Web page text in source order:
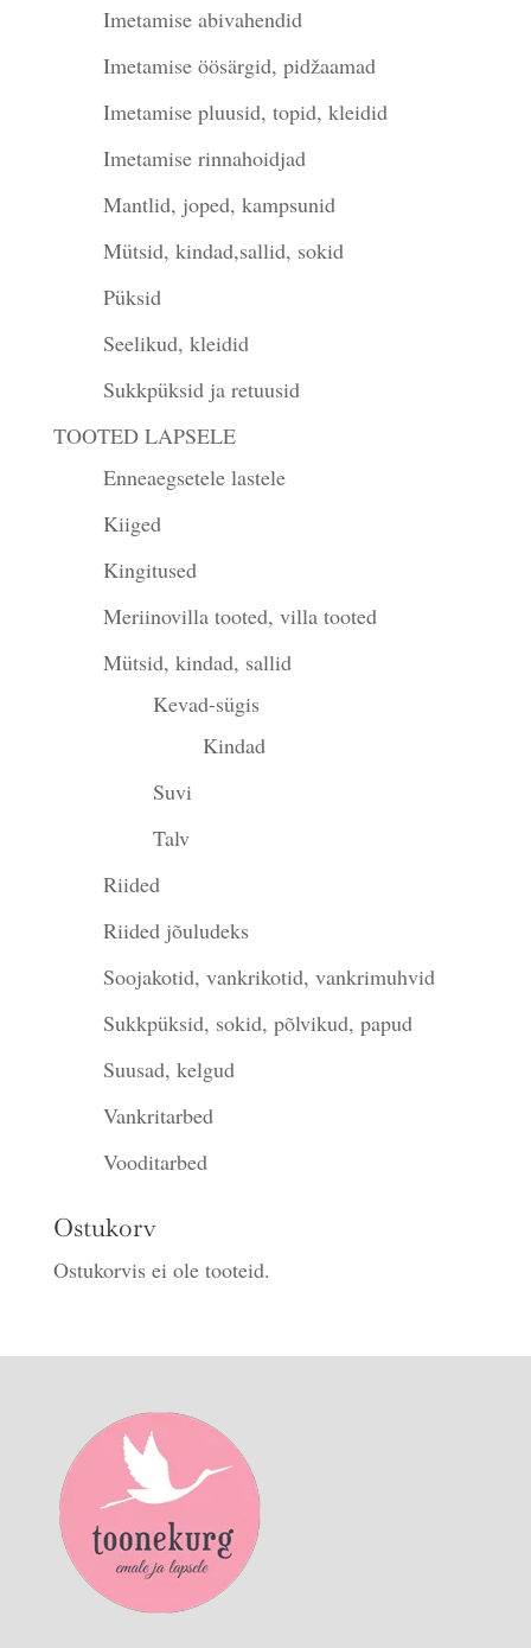
Imetamise abivahendid
Imetamise öösärgid, pidžaamad
Imetamise pluusid, topid, kleidid
Imetamise rinnahoidjad
Mantlid, joped, kampsunid
Mütsid, kindad,sallid, sokid
Püksid
Seelikud, kleidid
Sukkpüksid ja retuusid
TOOTED LAPSELE
Enneaegsetele lastele
Kiiged
Kingitused
Meriinovilla tooted, villa tooted
Mütsid, kindad, sallid
Kevad-sügis
Kindad
Suvi
Talv
Riided
Riided jõuludeks
Soojakotid, vankrikotid, vankrimuhvid
Sukkpüksid, sokid, põlvikud, papud
Suusad, kelgud
Vankritarbed
Vooditarbed
Ostukorv
Ostukorvis ei ole tooteid.